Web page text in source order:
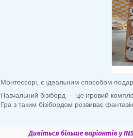
Монтессорі, є ідеальним способом
Навчальний бізіборд — це ігровий
Гра з таким бізібордом розвиває
Дивіться більше варіантів у